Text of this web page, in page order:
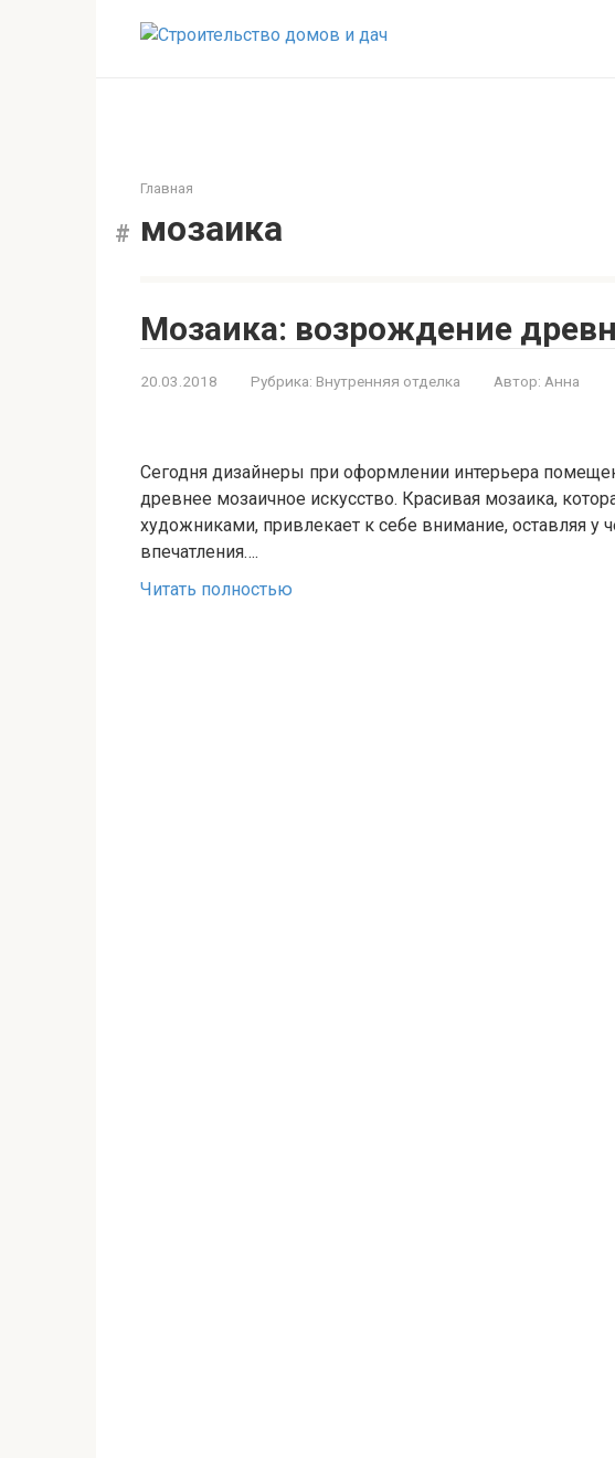
Главная
мозаика
Мозаика: возрождение
20.03.2018 Рубрика: Внутренняя отделка Автор: Анна
Сегодня дизайнеры при оформлении интерьера
древнее мозаичное искусство. Красивая мозаика,
художниками, привлекает к себе внимание, оставляя у
впечатления….
Читать полностью